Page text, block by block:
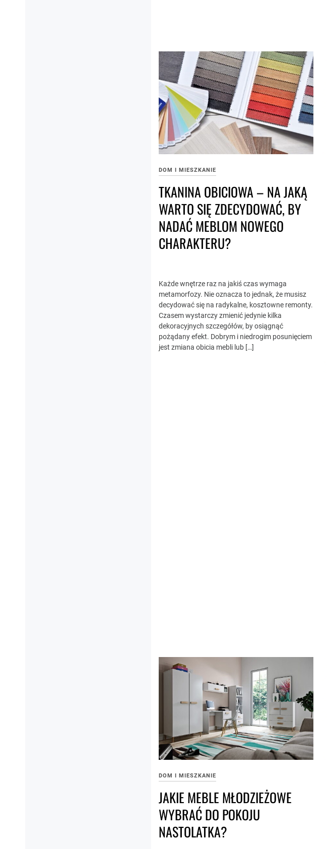
DOM I MIESZKANIE
TKANINA OBICIOWA – NA JAKĄ
WARTO SIĘ ZDECYDOWAĆ, BY
NADAĆ MEBLOM NOWEGO
CHARAKTERU?
Każde wnętrze raz na jakiś czas wymaga
metamorfozy. Nie oznacza to jednak, że musisz
decydować się na radykalne, kosztowne remonty.
Czasem wystarczy zmienić jedynie kilka
dekoracyjnych szczegółów, by osiągnąć
pożądany efekt. Dobrym i niedrogim posunięciem
jest zmiana obicia mebli lub […]
DOM I MIESZKANIE
JAKIE MEBLE MŁODZIEŻOWE
WYBRAĆ DO POKOJU
NASTOLATKA?